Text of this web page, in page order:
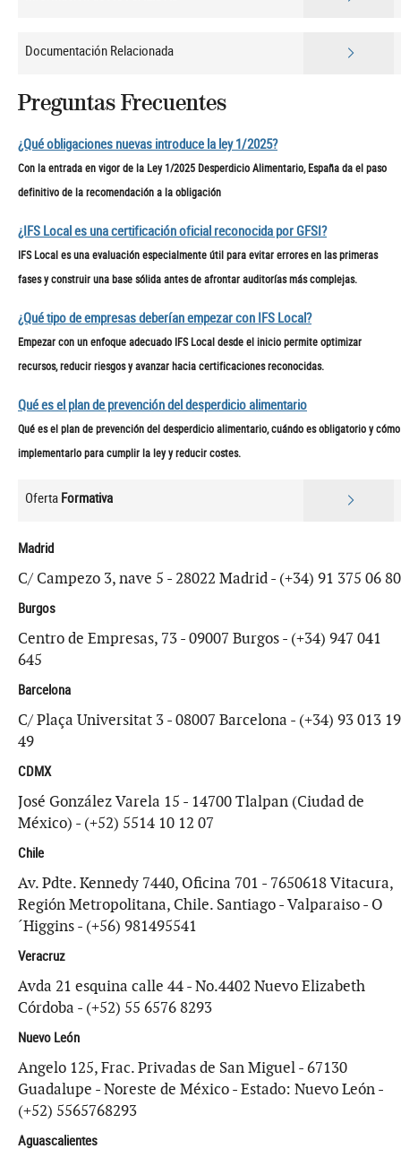
Documentación Relacionada
Preguntas Frecuentes
¿Qué obligaciones nuevas introduce la ley 1/2025?
Con la entrada en vigor de la Ley 1/2025 Desperdicio Alimentario, España da el paso
definitivo de la recomendación a la obligación
¿IFS Local es una certificación oficial reconocida por GFSI?
IFS Local es una evaluación especialmente útil para evitar errores en las primeras
fases y construir una base sólida antes de afrontar auditorías más complejas.
¿Qué tipo de empresas deberían empezar con IFS Local?
Empezar con un enfoque adecuado IFS Local desde el inicio permite optimizar
recursos, reducir riesgos y avanzar hacia certificaciones reconocidas.
Qué es el plan de prevención del desperdicio alimentario
Qué es el plan de prevención del desperdicio alimentario, cuándo es obligatorio y cómo
implementarlo para cumplir la ley y reducir costes.
Oferta Formativa
Madrid
C/ Campezo 3, nave 5 - 28022 Madrid - (+34) 91 375 06 80
Burgos
Centro de Empresas, 73 - 09007 Burgos - (+34) 947 041
645
Barcelona
C/ Plaça Universitat 3 - 08007 Barcelona - (+34) 93 013 19
49
CDMX
José González Varela 15 - 14700 Tlalpan (Ciudad de
México) - (+52) 5514 10 12 07
Chile
Av. Pdte. Kennedy 7440, Oficina 701 - 7650618 Vitacura,
Región Metropolitana, Chile. Santiago - Valparaiso - O
´Higgins - (+56) 981495541
Veracruz
Avda 21 esquina calle 44 - No.4402 Nuevo Elizabeth
Córdoba - (+52) 55 6576 8293
Nuevo León
Angelo 125, Frac. Privadas de San Miguel - 67130
Guadalupe - Noreste de México - Estado: Nuevo León -
(+52) 5565768293
Aguascalientes